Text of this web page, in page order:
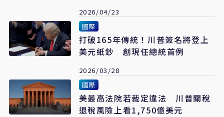
2026/04/23
國際
打破165年傳統！川普簽名將登上
美元紙鈔 創現任總統首例
2026/03/28
國際
美最高法院若裁定違法 川普關稅
退稅風險上看1,750億美元